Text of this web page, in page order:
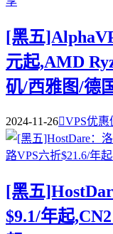
[黑五
元起,AMD
矶/西雅图/德
2024-11-26VPS优惠
[黑五
$9.1/年起